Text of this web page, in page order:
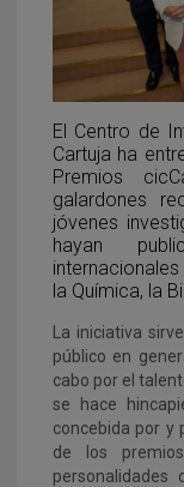
El Centro de
Cartuja ha
Premios
galardones
jóvenes
hayan
la Química, la
La iniciativa
público en
cabo por el
se hace
concebida por y
de los